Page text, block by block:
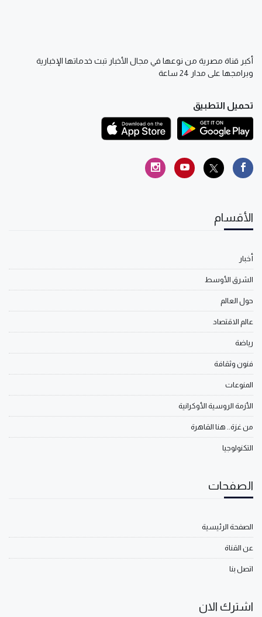
أكبر قناة مصرية من نوعها في مجال الأخبار تبث خدماتها الإخبارية
وبرامجها على مدار 24 ساعة
تحميل التطبيق
الأقسام
أخبار
الشرق الأوسط
حول العالم
عالم الاقتصاد
رياضة
فنون وثقافة
المنوعات
الأزمة الروسية الأوكرانية
من غزة.. هنا القاهرة
التكنولوجيا
الصفحات
الصفحة الرئيسية
عن القناة
اتصل بنا
اشترك الان